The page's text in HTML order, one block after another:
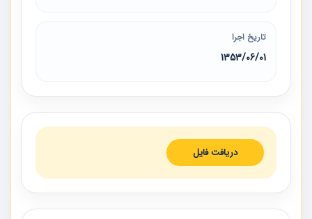
تاریخ اجرا
1353/06/01
دریافت فایل